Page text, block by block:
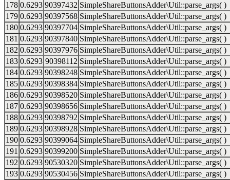
178 0.6293 90397432 SimpleShareButtonsAdder\Util::parse_args( )
179 0.6293 90397568 SimpleShareButtonsAdder\Util::parse_args( )
180 0.6293 90397704 SimpleShareButtonsAdder\Util::parse_args( )
181 0.6293 90397840 SimpleShareButtonsAdder\Util::parse_args( )
182 0.6293 90397976 SimpleShareButtonsAdder\Util::parse_args( )
183 0.6293 90398112 SimpleShareButtonsAdder\Util::parse_args( )
184 0.6293 90398248 SimpleShareButtonsAdder\Util::parse_args( )
185 0.6293 90398384 SimpleShareButtonsAdder\Util::parse_args( )
186 0.6293 90398520 SimpleShareButtonsAdder\Util::parse_args( )
187 0.6293 90398656 SimpleShareButtonsAdder\Util::parse_args( )
188 0.6293 90398792 SimpleShareButtonsAdder\Util::parse_args( )
189 0.6293 90398928 SimpleShareButtonsAdder\Util::parse_args( )
190 0.6293 90399064 SimpleShareButtonsAdder\Util::parse_args( )
191 0.6293 90399200 SimpleShareButtonsAdder\Util::parse_args( )
192 0.6293 90530320 SimpleShareButtonsAdder\Util::parse_args( )
193 0.6293 90530456 SimpleShareButtonsAdder\Util::parse_args( )